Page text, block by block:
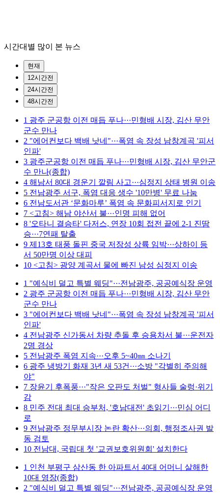
시간대별 많이 본 뉴스
현재
12시간전
24시간전
48시간전
1 광주 군공항 이전 매듭 푸나···민형배 시장, 김산 무안
군수 만나
2 "에어컨보다 백배 낫네"···폭염 속 장성 남창계곡 '피서
인파'
3 광주군공항 이전 매듭 푸나···민형배 시장, 김산 무안군
수 만나(종합)
4 해남서 80대 경운기 깔림 사고···심정지 상태 병원 이송
5 전남광주 서구, 폭염 대응 생수 '10만병' 무료 나눔
6 전남도서관 ‘문화마루’ 폭염 속 문화피서지로 인기
7 <고침> 해남 야산서 불···인명 피해 없어
8 '오타니 결승타' 다저스, 연장 10회 접전 끝에 2-1 진땀
승···7연패 탈출
9 제13호 태풍 돌핀 중국 저장성 상륙 임박···상하이 등
서 50만명 이상 대피
10 <고침> 광양 계곡서 물에 빠진 남성 심정지 이송
1 "예식비 덜고 특별 웨딩"···전남광주, 공공예식장 운영
2 광주 군공항 이전 매듭 푸나···민형배 시장, 김산 무안
군수 만나
3 "에어컨보다 백배 낫네"···폭염 속 장성 남창계곡 '피서
인파'
4 전남광주 신가동서 차량 추돌 후 승용차서 불···운전자
2명 경상
5 전남광주 폭염 지속···오후 5~40㎜ 소나기
6 광주 냉방기 화재 3년 새 53건···소방 "각별히 주의해
야"
7 장윤기 후폭풍···"작은 오판도 처벌" 형사들 술렁·위기
감
8 민주 전대 최대 승부처, '호남대전' 초읽기···민심 어디
로
9 전남광주 정무부시장 논란 확산···의회, 행정조사권 발
동 검토
10 전남대, 국립대 첫 '교권보호위원회' 설치한다
1 인천 부평구 삼산동 한 아파트서 40대 어머니 살해한
10대 영장(종합)
2 "예식비 덜고 특별 웨딩"···전남광주, 공공예식장 운영